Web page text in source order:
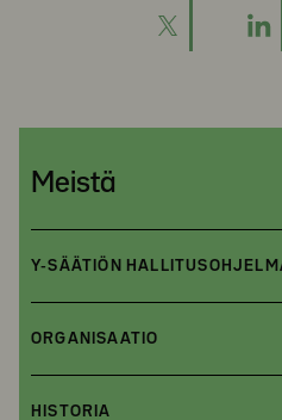
Meistä
Y-SÄÄTIÖN
ORGANISAATIO
HISTORIA